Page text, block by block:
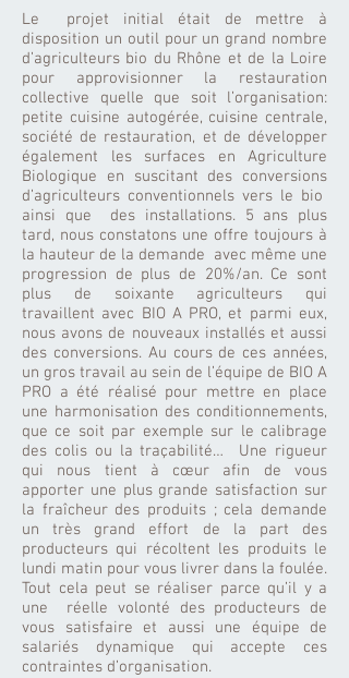
Le projet initial était de mettre à
disposition un outil pour un grand nombre
d’agriculteurs bio du Rhône et de la Loire
pour approvisionner la restauration
collective quelle que soit l’organisation:
petite cuisine autogérée, cuisine centrale,
société de restauration, et de développer
également les surfaces en Agriculture
Biologique en suscitant des conversions
d’agriculteurs conventionnels vers le bio
ainsi que des installations. 5 ans plus
tard, nous constatons une offre toujours à
la hauteur de la demande avec même une
progression de plus de 20%/an. Ce sont
plus de soixante agriculteurs qui
travaillent avec BIO A PRO, et parmi eux,
nous avons de nouveaux installés et aussi
des conversions. Au cours de ces années,
un gros travail au sein de l’équipe de BIO A
PRO a été réalisé pour mettre en place
une harmonisation des conditionnements,
que ce soit par exemple sur le calibrage
des colis ou la traçabilité… Une rigueur
qui nous tient à cœur afin de vous
apporter une plus grande satisfaction sur
la fraîcheur des produits ; cela demande
un très grand effort de la part des
producteurs qui récoltent les produits le
lundi matin pour vous livrer dans la foulée.
Tout cela peut se réaliser parce qu’il y a
une réelle volonté des producteurs de
vous satisfaire et aussi une équipe de
salariés dynamique qui accepte ces
contraintes d’organisation.